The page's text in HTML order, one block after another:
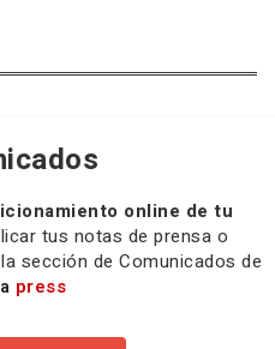
online de tu
tus notas de prensa o
sección de Comunicados de
press